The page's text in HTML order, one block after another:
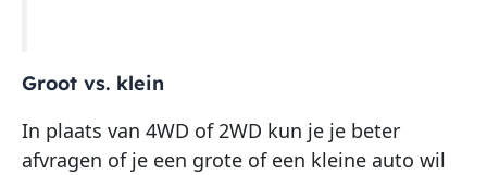
Groot vs. klein
In plaats van 4WD of 2WD kun je je beter
afvragen of je een grote of een kleine auto wil